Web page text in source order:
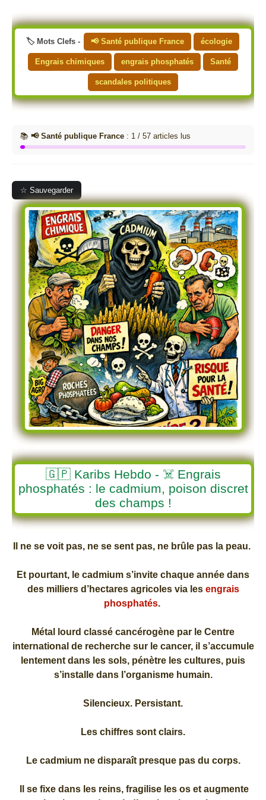
🏷️ Mots Clefs - 📢 Santé publique France écologie
Engrais chimiques engrais phosphatés Santé
scandales politiques
📚 📢 Santé publique France : 1 / 57 articles lus
☆ Sauvegarder
🇬🇵 Karibs Hebdo - ☠️ Engrais
phosphatés : le cadmium, poison discret
des champs !
Il ne se voit pas, ne se sent pas, ne brûle pas la peau.
Et pourtant, le cadmium s’invite chaque année dans
des milliers d’hectares agricoles via les engrais
phosphatés.
Métal lourd classé cancérogène par le Centre
international de recherche sur le cancer, il s’accumule
lentement dans les sols, pénètre les cultures, puis
s’installe dans l’organisme humain.
Silencieux. Persistant.
Les chiffres sont clairs.
Le cadmium ne disparaît presque pas du corps.
Il se fixe dans les reins, fragilise les os et augmente